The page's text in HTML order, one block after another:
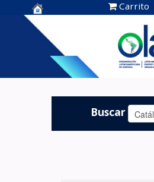
Centro de
Documentación
OLADE -
Carrito
Buscar